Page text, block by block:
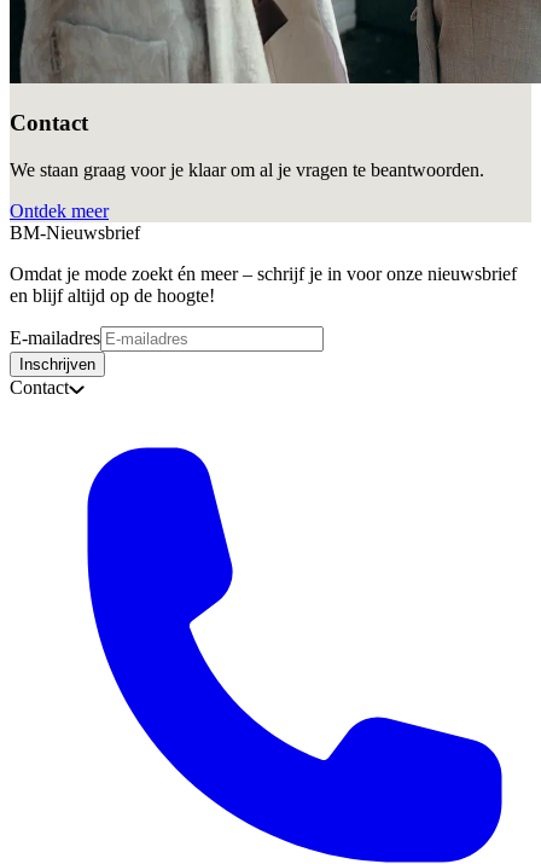
Contact
We staan graag voor je klaar om al je vragen te beantwoorden.
Ontdek meer
BM-Nieuwsbrief
Omdat je mode zoekt én meer – schrijf je in voor onze nieuwsbrief
en blijf altijd op de hoogte!
E-mailadres
Inschrijven
Contact